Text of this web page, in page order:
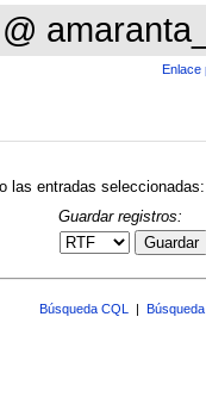
Enlace
las entradas seleccionadas:
Guardar registros:
Guardar
Búsqueda CQL